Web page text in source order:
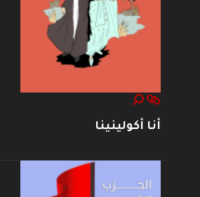
أنا أكولينينا